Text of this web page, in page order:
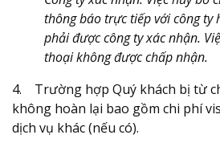
thông báo trực tiếp với công ty
phải được công ty xác nhận.
thoại không được chấp nhận.
4. Trường hợp Quý khách bị từ
không hoàn lại bao gồm chi phí
dịch vụ khác (nếu có).